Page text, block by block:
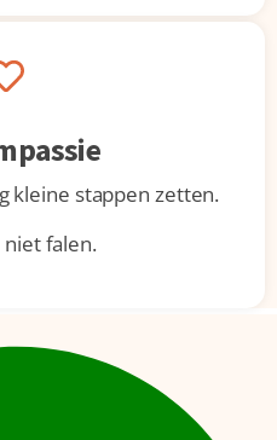
kleine stappen zetten.
niet falen.